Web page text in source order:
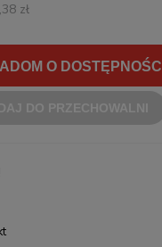
zł
O DOSTĘPNOŚCI